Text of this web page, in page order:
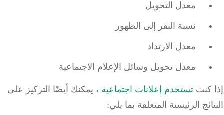
معدل التحويل
نسبة النقر إلى الظهور
معدل الارتداد
معدل تحويل وسائل الإعلام الاجتماعية
كنتتستخدم إعلانات اجتماعية، يمكنك أيضًا التركيز على
الرئيسية المتعلقة بما يلي: